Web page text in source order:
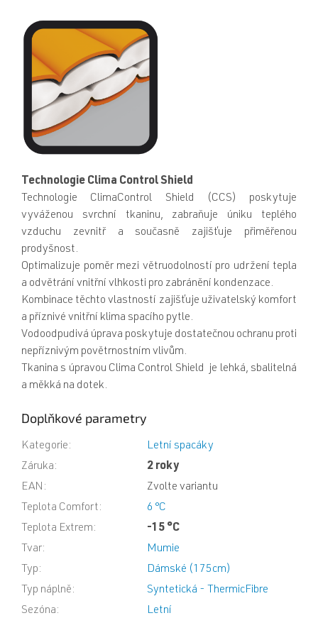
Technologie Clima Control Shield
Technologie ClimaControl Shield (CCS) poskytuje
vyváženou svrchní tkaninu, zabraňuje úniku teplého
vzduchu zevnitř a současně zajišťuje přiměřenou
prodyšnost.
Optimalizuje poměr mezi větruodolností pro udržení tepla
a odvětrání vnitřní vlhkosti pro zabránění kondenzace.
Kombinace těchto vlastností zajišťuje uživatelský komfort
a příznivé vnitřní klima spacího pytle.
Vodoodpudivá úprava poskytuje dostatečnou ochranu proti
nepříznivým povětrnostním vlivům.
Tkanina s úpravou Clima Control Shield je lehká, sbalitelná
a měkká na dotek.
Doplňkové parametry
Kategorie:
Letní spacáky
Záruka:
2 roky
EAN :
Zvolte variantu
Teplota Comfort:
6 °C
Teplota Extrem:
-15 °C
Tvar:
Mumie
Typ:
Dámské (175cm)
Typ náplně:
Syntetická - ThermicFibre
Sezóna:
Letní